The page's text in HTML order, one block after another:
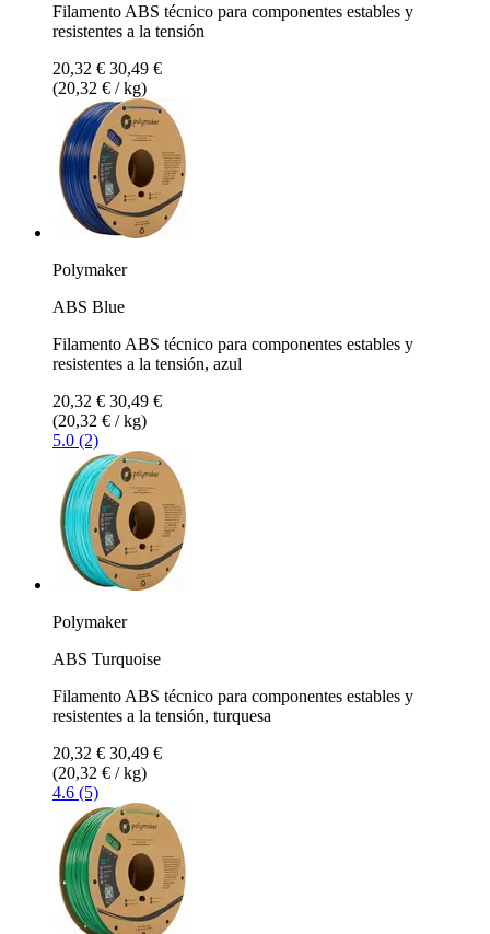
Filamento ABS técnico para componentes estables y
resistentes a la tensión
20,32 € 30,49 €
(20,32 € / kg)
Polymaker
ABS Blue
Filamento ABS técnico para componentes estables y
resistentes a la tensión, azul
20,32 € 30,49 €
(20,32 € / kg)
5.0 (2)
Polymaker
ABS Turquoise
Filamento ABS técnico para componentes estables y
resistentes a la tensión, turquesa
20,32 € 30,49 €
(20,32 € / kg)
4.6 (5)